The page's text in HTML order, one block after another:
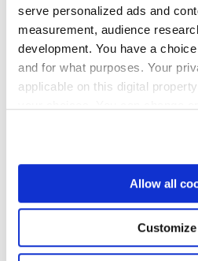
serve personalized ads and
measurement, audience
development. You have a
and for what purposes. Your
applicable on this digital
If you allow, we would also like
Collect information
location which can be
Identify your device by
specific characteristics
Allow all
Customize
LITHORA GREIGE